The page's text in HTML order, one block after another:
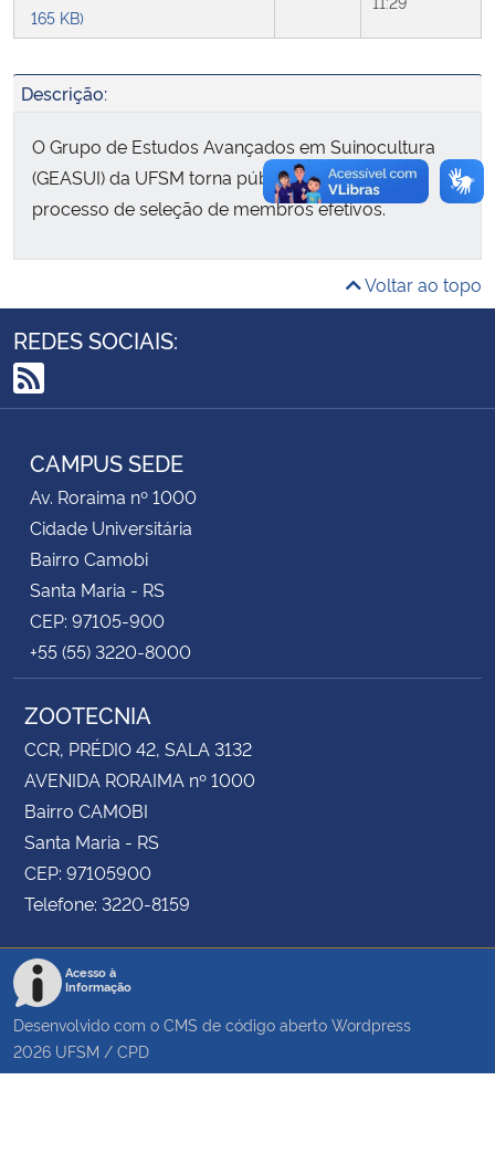
Controladoria-Geral da União
Ministério da Mulher, da Família e dos Direitos Humanos
Secretaria-Geral
Gabinete de Segurança Institucional
Advocacia-Geral da União
Banco Central do Brasil
165 KB)
Descrição:
O Grupo de Estudos Avançados em Suinocultura
(GEASUI) da UFSM torna público o Edital do
processo de seleção de membros efetivos.
Voltar ao topo
REDES SOCIAIS:
RSS
CAMPUS SEDE
Av. Roraima nº 1000
Cidade Universitária
Bairro Camobi
Santa Maria - RS
CEP: 97105-900
+55 (55) 3220-8000
ZOOTECNIA
CCR, PRÉDIO 42, SALA 3132
AVENIDA RORAIMA nº 1000
Bairro CAMOBI
Santa Maria - RS
CEP: 97105900
Telefone: 3220-8159
Acesso à
Informação
Desenvolvido com o CMS de código aberto Wordpress
2026 UFSM / CPD